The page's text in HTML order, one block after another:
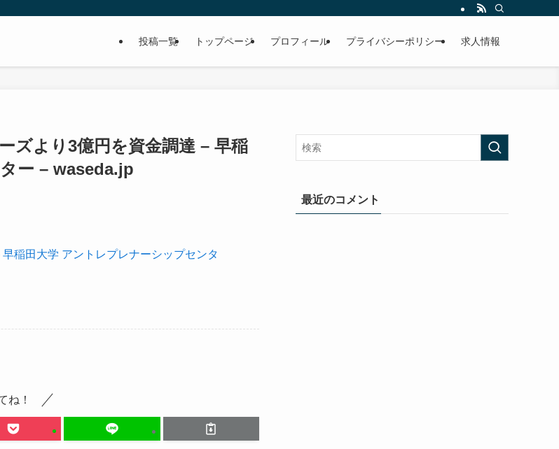
投稿一覧 トップページ プロフィール プライバシーポリシー 求人情報
ズより3億円を資金調達 – 早稲
ー – waseda.jp
稲田大学 アントレプレナーシップセンタ
ね！
最近のコメント